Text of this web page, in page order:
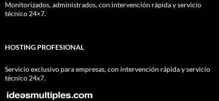
Monitorizados, administrados, con intervención rápida y servicio
técnico 24×7.
HOSTING PROFESIONAL
Servicio exclusivo para empresas, con intervención rápida y servicio
técnico 24x7.